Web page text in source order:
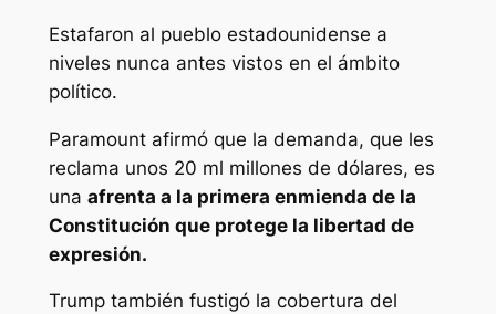
Estafaron al pueblo estadounidense a
niveles nunca antes vistos en el ámbito
político.
Paramount afirmó que la demanda, que les
reclama unos 20 ml millones de dólares, es
una afrenta a la primera enmienda de la
Constitución que protege la libertad de
expresión.
Trump también fustigó la cobertura del